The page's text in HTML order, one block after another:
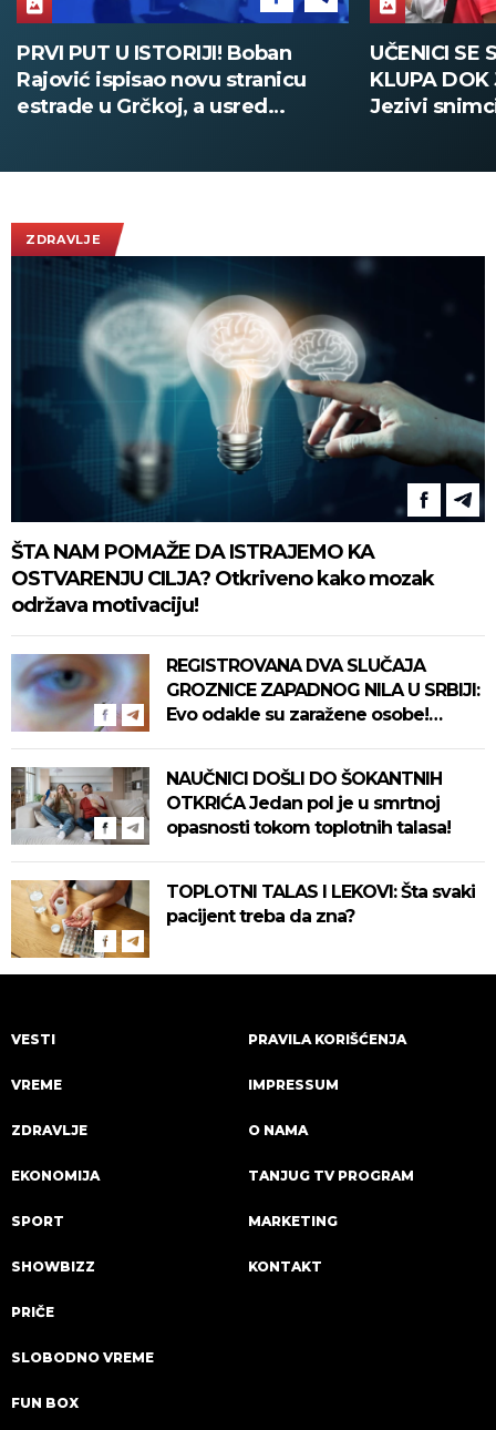
PRVI PUT U ISTORIJI! Boban
Rajović ispisao novu stranicu
estrade u Grčkoj, a usred
UČENICI SE
KLUPA DOK
Jezivi
ZDRAVLJE
ŠTA NAM POMAŽE DA ISTRAJEMO KA
OSTVARENJU CILJA? Otkriveno kako mozak
održava motivaciju!
REGISTROVANA DVA SLUČAJA
GROZNICE ZAPADNOG NILA U SRBIJI:
Evo odakle su zaražene osobe!
NAUČNICI DOŠLI DO ŠOKANTNIH
OTKRIĆA Jedan pol je u smrtnoj
opasnosti tokom toplotnih talasa!
TOPLOTNI TALAS I LEKOVI: Šta svaki
pacijent treba da zna?
VESTI
VREME
ZDRAVLJE
EKONOMIJA
SPORT
SHOWBIZZ
PRIČE
SLOBODNO VREME
FUN BOX
PRAVILA KORIŠĆENJA
IMPRESSUM
O NAMA
TANJUG TV PROGRAM
MARKETING
KONTAKT